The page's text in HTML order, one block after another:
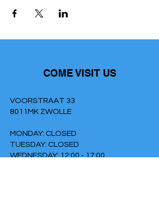
COME VISIT US
VOORSTRAAT 33
8011MK ZWOLLE
MONDAY: CLOSED
TUESDAY: CLOSED
WEDNESDAY: 12:00 - 17:00